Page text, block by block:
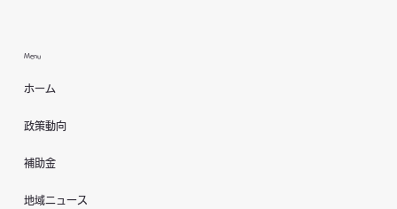
Menu
ホーム
政策動向
補助金
地域ニュース